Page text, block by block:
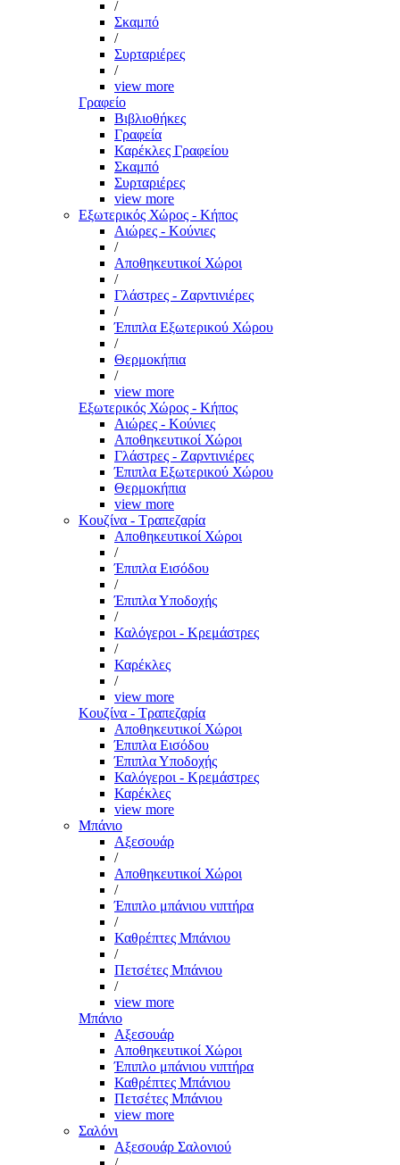
/
Σκαμπό
/
Συρταριέρες
/
view more
Γραφείο
Βιβλιοθήκες
Γραφεία
Καρέκλες Γραφείου
Σκαμπό
Συρταριέρες
view more
Εξωτερικός Χώρος - Κήπος
Αιώρες - Κούνιες
/
Αποθηκευτικοί Χώροι
/
Γλάστρες - Ζαρντινιέρες
/
Έπιπλα Εξωτερικού Χώρου
/
Θερμοκήπια
/
view more
Εξωτερικός Χώρος - Κήπος
Αιώρες - Κούνιες
Αποθηκευτικοί Χώροι
Γλάστρες - Ζαρντινιέρες
Έπιπλα Εξωτερικού Χώρου
Θερμοκήπια
view more
Κουζίνα - Τραπεζαρία
Αποθηκευτικοί Χώροι
/
Έπιπλα Εισόδου
/
Έπιπλα Υποδοχής
/
Καλόγεροι - Κρεμάστρες
/
Καρέκλες
/
view more
Κουζίνα - Τραπεζαρία
Αποθηκευτικοί Χώροι
Έπιπλα Εισόδου
Έπιπλα Υποδοχής
Καλόγεροι - Κρεμάστρες
Καρέκλες
view more
Μπάνιο
Αξεσουάρ
/
Αποθηκευτικοί Χώροι
/
Έπιπλο μπάνιου νιπτήρα
/
Καθρέπτες Μπάνιου
/
Πετσέτες Μπάνιου
/
view more
Μπάνιο
Αξεσουάρ
Αποθηκευτικοί Χώροι
Έπιπλο μπάνιου νιπτήρα
Καθρέπτες Μπάνιου
Πετσέτες Μπάνιου
view more
Σαλόνι
Αξεσουάρ Σαλονιού